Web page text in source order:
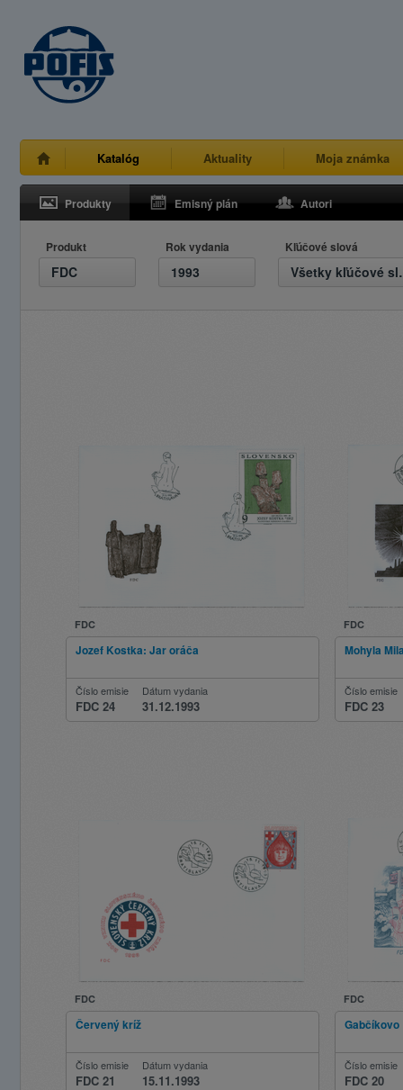
Katalóg Aktuality Moja známka
Produkty Emisný plán Autori
Produkt
FDC
Rok vydania
1993
Kľúčové slová
FDC
Jozef Kostka: Jar oráča
Číslo emisie
FDC 24
Dátum vydania
31.12.1993
FDC
Mohyla
Číslo emisie
FDC 23
FDC
Červený kríž
Číslo emisie
FDC 21
Dátum vydania
15.11.1993
FDC
Gabčíkovo
Číslo emisie
FDC 20